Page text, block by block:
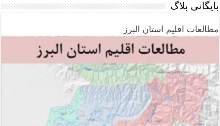
بایگانی بلاگ
مطالعات اقلیم استان البرز